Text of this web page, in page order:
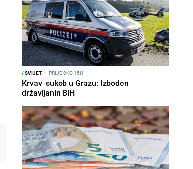
/SVIJET I PRIJE OKO 15H
Krvavi sukob u Grazu: Izboden
državljanin BiH